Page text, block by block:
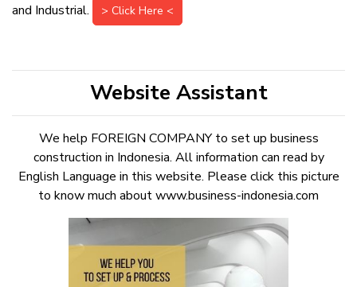
and Industrial.
> Click Here <
Website Assistant
We help FOREIGN COMPANY to set up business
construction in Indonesia. All information can read by
English Language in this website. Please click this picture
to know much about www.business-indonesia.com